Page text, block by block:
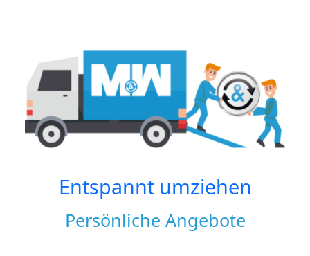
Entspannt umziehen
Persönliche Angebote